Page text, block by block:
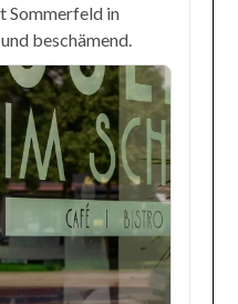
Sommerfeld in
beschämend.